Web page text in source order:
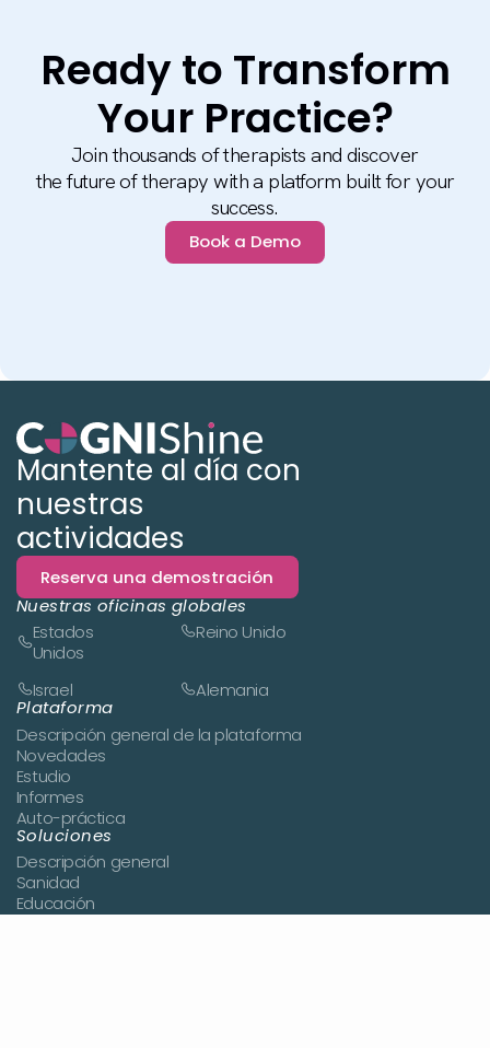
Ready to Transform
Your Practice?
Join thousands of therapists and discover
the future of therapy with a platform built for your
success.
Book a Demo
Mantente al día con
nuestras
actividades
Reserva una demostración
Nuestras oficinas globales
Estados
Unidos
Reino Unido
Israel Alemania
Plataforma
Descripción general de la plataforma
Novedades
Estudio
Informes
Auto-práctica
Soluciones
Descripción general
Sanidad
Educación